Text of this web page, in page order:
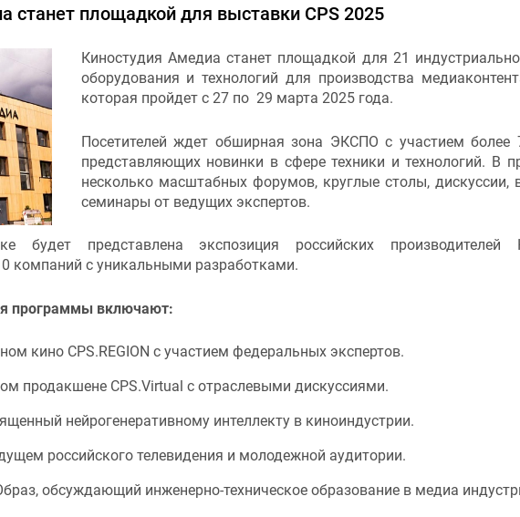
станет площадкой для выставки CPS 2025
Киностудия Амедиа станет площадкой для 21
оборудования и технологий для производства
которая пройдет с 27 по 29 марта 2025 года.
Посетителей ждет обширная зона ЭКСПО с участием более
представляющих новинки в сфере техники и технологий. В
несколько масштабных форумов, круглые столы,
семинары от ведущих экспертов.
будет представлена экспозиция российских
компаний с уникальными разработками.
программы включают:
кино CPS.REGION с участием федеральных экспертов.
продакшене CPS.Virtual с отраслевыми дискуссиями.
нейрогенеративному интеллекту в киноиндустрии.
российского телевидения и молодежной аудитории.
обсуждающий инженерно-техническое образование в медиа